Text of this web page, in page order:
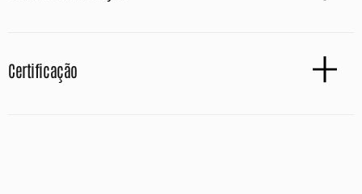
Certificação